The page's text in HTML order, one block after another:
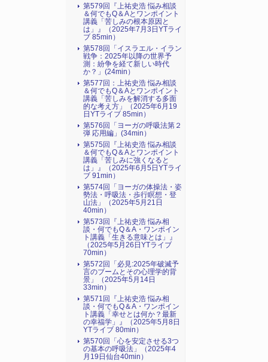
第579回『上祐史浩 悩み相談
＆何でもQ＆Aとワンポイント
講義「苦しみの根本原因と
は」』（2025年7月3日YTライ
ブ 85min）
第578回「イスラエル・イラン
戦争：2025年以降の世界予
測：紛争を経て新しい時代
か？」(24min）
第577回：上祐史浩 悩み相談
＆何でもQ＆Aとワンポイント
講義「苦しみを解消する多面
的な考え方」（2025年6月19
日YTライブ 85min）
第576回「ヨーガの呼吸法第２
弾 応用編」(34min）
第575回『上祐史浩 悩み相談
＆何でもQ＆Aとワンポイント
講義「苦しみに強くなると
は」』（2025年6月5日YTライ
ブ 91min）
第574回「ヨーガの体操法・姿
勢法・呼吸法・歩行瞑想・登
山法」（2025年5月21日
40min）
第573回『上祐史浩 悩み相
談・何でもQ＆A・ワンポイン
ト講義「生きる意味とは」』
（2025年5月26日YTライブ
70min）
第572回「必見:2025年破滅予
言のブームとその心理学的背
景」（2025年5月14日
33min）
第571回『上祐史浩 悩み相
談・何でもQ＆A・ワンポイン
ト講義「幸せとは何か？最新
の幸福学」』（2025年5月8日
YTライブ 80min）
第570回「心を安定させる3つ
の基本の呼吸法」（2025年4
月19日仙台40min）